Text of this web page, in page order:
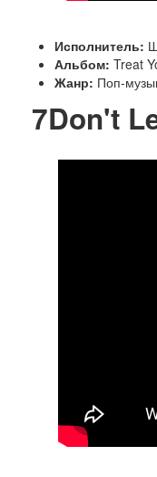
Исполнитель:
Альбом: Treat
Жанр: Поп-
7Don't